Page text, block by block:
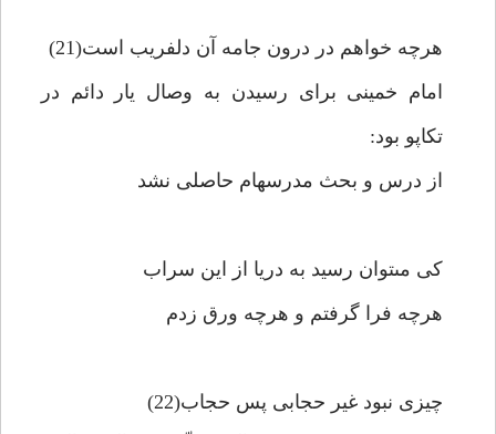
هرچه خواهم در درون جامه آن دلفريب است(21)
امام خمينى براى رسيدن به وصال يار دائم در
تكاپو بود:
از درس و بحث مدرسه‏ام حاصلى نشد
كى مى‏توان رسيد به دريا از اين سراب‏
هرچه فرا گرفتم و هرچه ورق زدم‏
چيزى نبود غير حجابى پس حجاب(22)